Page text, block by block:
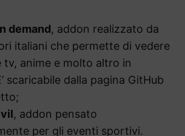
demand, addon realizzato da
italiani che permette di vedere
tv, anime e molto altro in
scaricabile dalla pagina GitHub
, addon pensato
per gli eventi sportivi.